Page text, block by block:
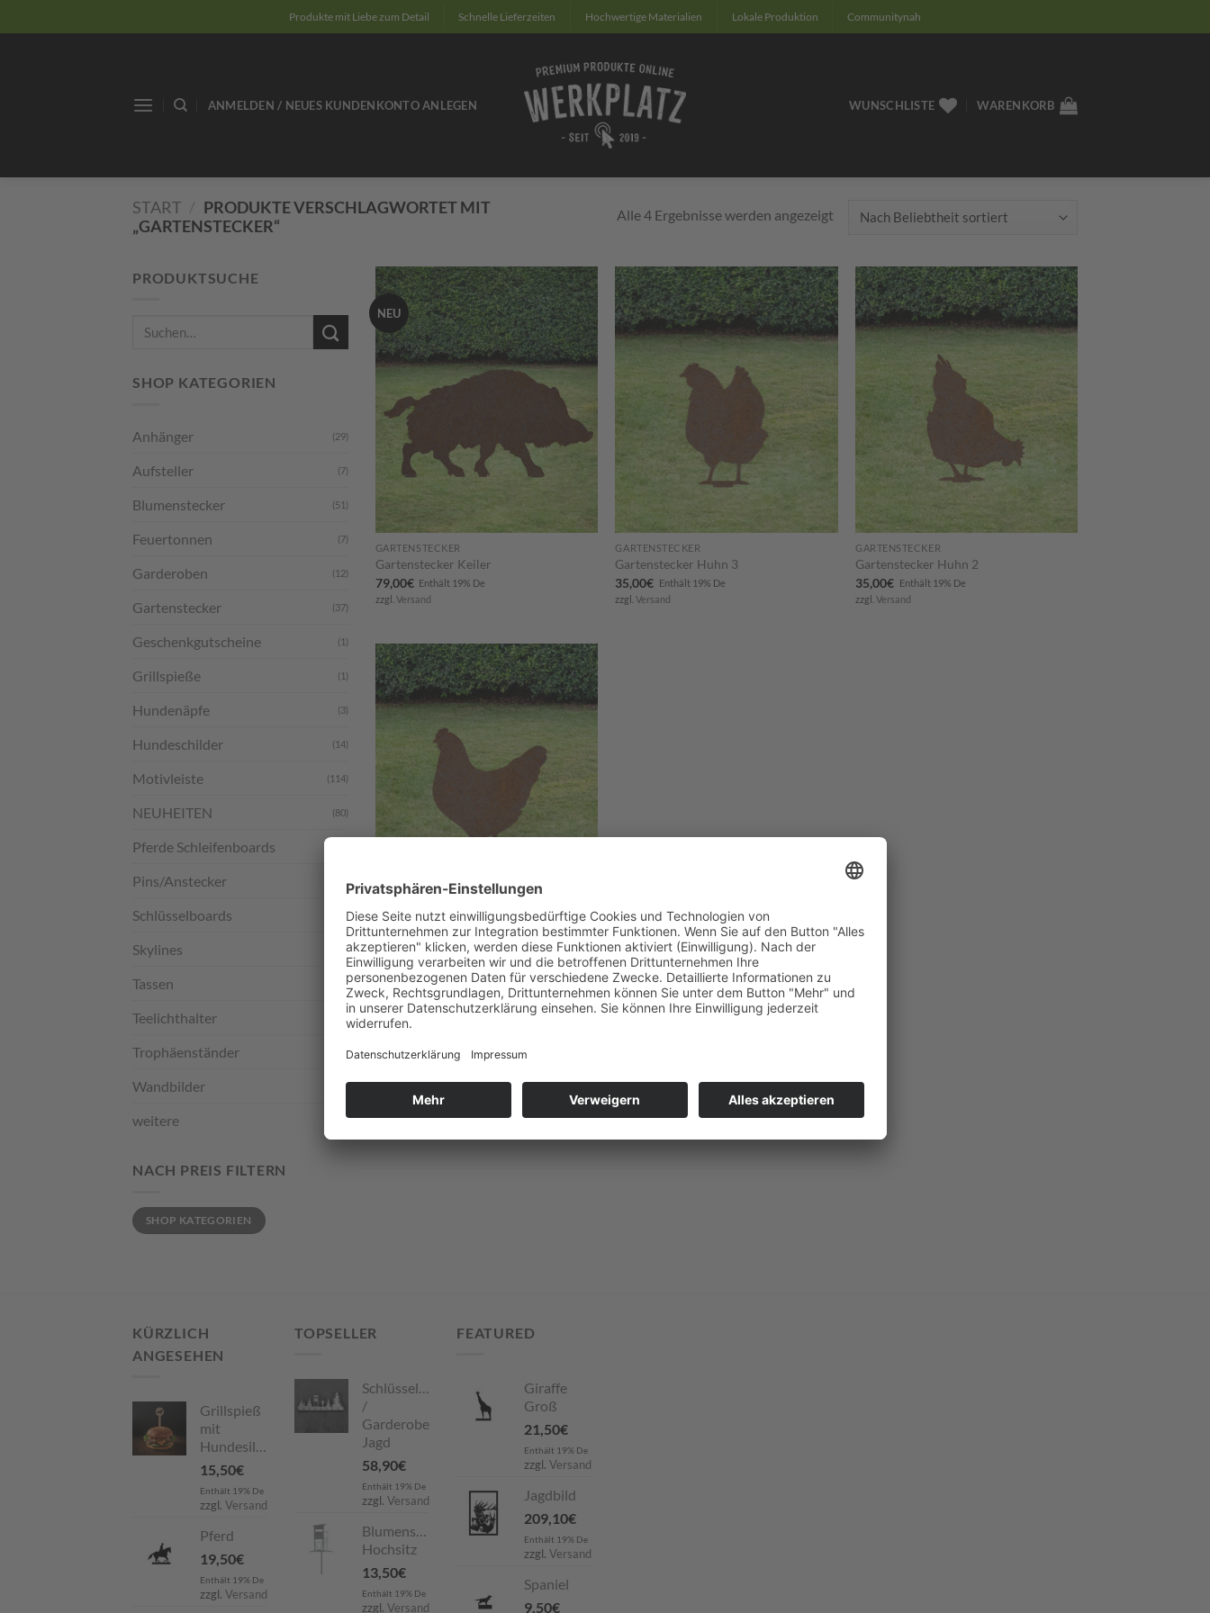
Inhalt
Produkte mit Liebe zum Detail Schnelle Lieferzeiten Hochwertige Materialien Lokale Produktion Communitynah
ANMELDEN / NEUES KUNDENKONTO ANLEGEN WUNSCHLISTE WARENKORB
START / PRODUKTE VERSCHLAGWORTET MIT
„GARTENSTECKER“
Alle 4 Ergebnisse werden angezeigt Nach
PRODUKTSUCHE
SHOP KATEGORIEN
Anhänger (29)
Aufsteller (7)
Blumenstecker (51)
Feuertonnen (7)
Garderoben (12)
Gartenstecker (37)
Geschenkgutscheine (1)
Grillspieße (1)
Hundenäpfe (3)
Hundeschilder (14)
Motivleiste (114)
NEUHEITEN (80)
Pferde Schleifenboards
Pins/Anstecker (8)
Schlüsselboards (21)
Skylines (9)
Tassen (2)
Teelichthalter
Trophäenständer (1)
Wandbilder (6)
weitere (10)
NACH PREIS FILTERN
Min.
Preis
Max.
PreisSHOP KATEGORIEN
NEU
Zum
Merkzettel
hinzufügen
GARTENSTECKER
Gartenstecker Keiler
79,00€ Enthält 19% De
zzgl. Versand
Zum
Merkzettel
hinzufügen
GARTENSTECKER
Gartenstecker Huhn 3
35,00€ Enthält 19% De
zzgl.Versand
Zum
Merkzettel
GARTENSTECKER
Gartenstecker Huhn 2
35,00€ Enthält 19% De
zzgl.Versand
Zum
Merkzettel
GARTENSTECKER
Gartenstecker Huhn 1
35,00€ Enthält 19% De
zzgl.Versand
KÜRZLICH
ANGESEHEN
Grillspieß
mit
Hundesilhouette
15,50€
Enthält 19% De
zzgl. Versand
Pferd
19,50€
Enthält 19% De
zzgl. Versand
TOPSELLER
Schlüsselboard
/
Garderobe
Jagd
58,90€
Enthält 19% De
zzgl. Versand
Blumenstecker
Hochsitz
13,50€
Enthält 19% De
zzgl. Versand
FEATURED
Giraffe
Groß
21,50€
Enthält 19% De
zzgl. Versand
Jagdbild
209,10€
Enthält 19% De
zzgl. Versand
Spaniel
9,50€